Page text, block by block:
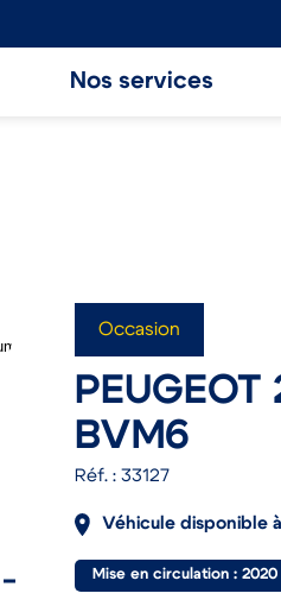
Nos services
Occasion
BVM6
Réf. : 33127
Véhicule disponible
Mise en circulation : 2020